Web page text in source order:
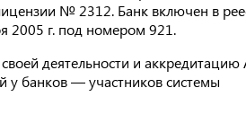
№ 2312. Банк включен в
2005 г. под номером 921.
деятельности и
у банков — участников системы